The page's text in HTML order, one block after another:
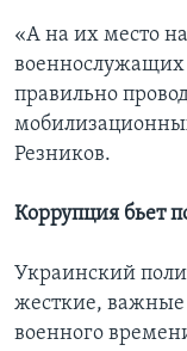
«А на их место
военнослужащих
правильно
Резников.
Коррупция бьет
Украинский
жесткие, важные
военного